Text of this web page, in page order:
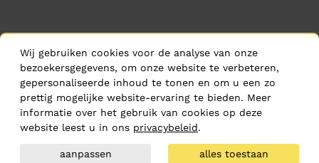
Wij gebruiken cookies voor de analyse van onze
bezoekersgegevens, om onze website te verbeteren,
gepersonaliseerde inhoud te tonen en om u een zo
prettig mogelijke website-ervaring te bieden. Meer
informatie over het gebruik van cookies op deze
website leest u in ons privacybeleid.
aanpassen alles toestaan